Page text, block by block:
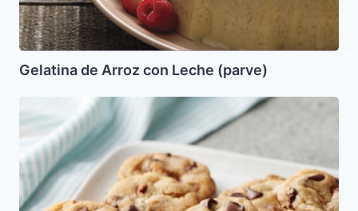
Gelatina de Arroz con Leche (parve)
con
Chispas
de
Chocolate
(Chocolate